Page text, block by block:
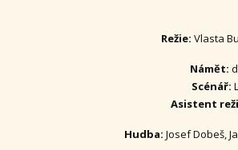
Režie: Vlasta
Námět:
Scénář:
Asistent
Hudba: Josef Dobeš,